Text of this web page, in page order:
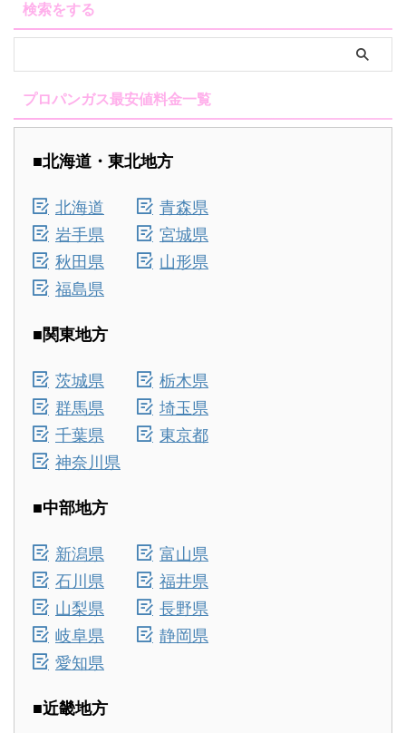
検索をする
プロパンガス最安値料金一覧
■北海道・東北地方
北海道
青森県
岩手県
宮城県
秋田県
山形県
福島県
■関東地方
茨城県
栃木県
群馬県
埼玉県
千葉県
東京都
神奈川県
■中部地方
新潟県
富山県
石川県
福井県
山梨県
長野県
岐阜県
静岡県
愛知県
■近畿地方